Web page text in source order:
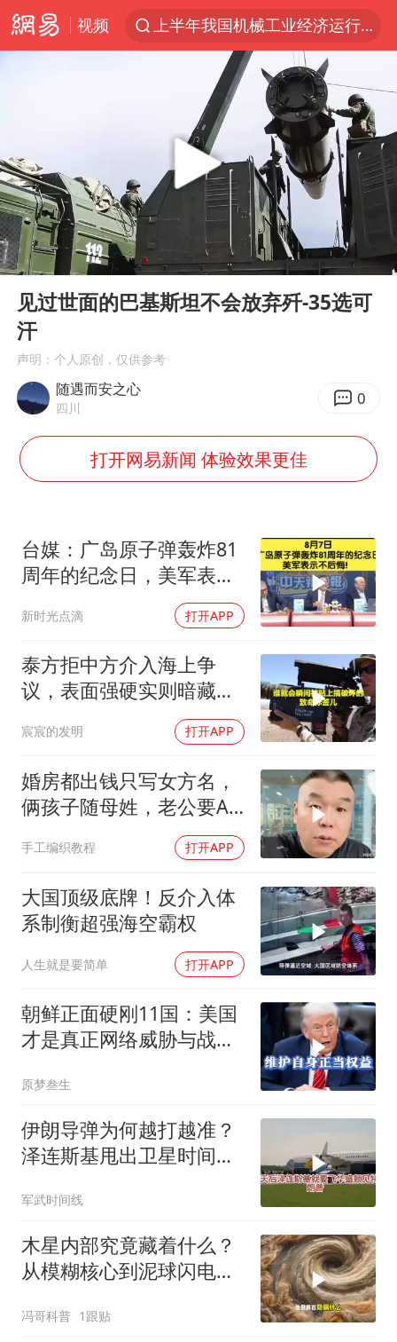
视频
上半年我国机械工业经济运行稳中有进
官方通报教师招聘笔试前13名被淘汰
河南撤回“领导带薪错峰休假”通知
向鹏0-3不敌张本智和
山东潍坊发布大风黄色预警
“立秋的第一杯奶茶”又爆单了
泰国枪击案凶手先杀祖父母后行凶
台湾海峡南口北上船舶实施交通管制
“新疆阿勒泰八月能滑雪”不实
福建泉州市委书记张毅恭被查
今日立秋你咬秋了吗
公司“上四休三”但要降薪1000元
东方之约 相约未来
Play
00:00 14:04
见过世面的巴基斯坦不会放弃歼-35选可
汗
声明：个人原创，仅供参考
随遇而安之心
四川 0
打开网易新闻 体验效果更佳
台媒：广岛原子弹轰炸81
周年的纪念日，美军表示
新时光点滴 打开APP
泰方拒中方介入海上争
议，表面强硬实则暗藏玄
宸宸的发明 打开APP
婚房都出钱只写女方名，
俩孩子随母姓，老公要AA
手工编织教程 打开APP
大国顶级底牌！反介入体
系制衡超强海空霸权
人生就是要简单 打开APP
朝鲜正面硬刚11国：美国
才是真正网络威胁与战争
原梦叁生
伊朗导弹为何越打越准？
泽连斯基甩出卫星时间
京
军武时间线
木星内部究竟藏着什么？
从模糊核心到泥球闪电，
冯哥科普 1跟贴